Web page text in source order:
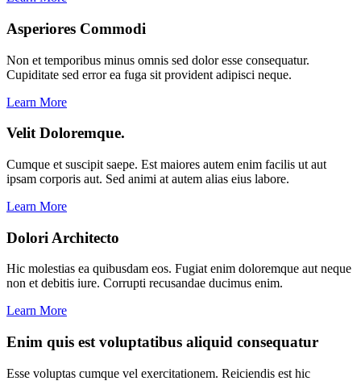
Asperiores Commodi
Non et temporibus minus omnis sed dolor esse consequatur.
Cupiditate sed error ea fuga sit provident adipisci neque.
Learn More
Velit Doloremque.
Cumque et suscipit saepe. Est maiores autem enim facilis ut aut
ipsam corporis aut. Sed animi at autem alias eius labore.
Learn More
Dolori Architecto
Hic molestias ea quibusdam eos. Fugiat enim doloremque aut neque
non et debitis iure. Corrupti recusandae ducimus enim.
Learn More
Enim quis est voluptatibus aliquid consequatur
Esse voluptas cumque vel exercitationem. Reiciendis est hic